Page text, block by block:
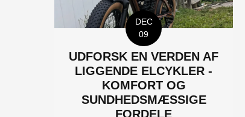
DEC
09
UDFORSK EN VERDEN AF
LIGGENDE ELCYKLER -
KOMFORT OG
SUNDHEDSMÆSSIGE
FORDELE